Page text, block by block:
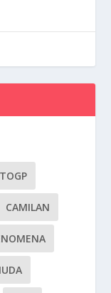
CAMILAN